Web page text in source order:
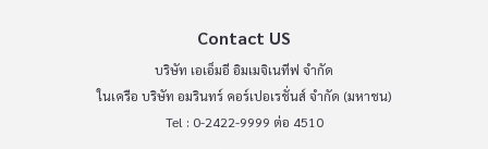
Contact US
บริษัท เอเอ็มอี อิมเมจิเนทีฟ จำกัด
ในเครือ บริษัท อมรินทร์ คอร์เปอเรชั่นส์ จำกัด (มหาชน)
Tel : 0-2422-9999 ต่อ 4510